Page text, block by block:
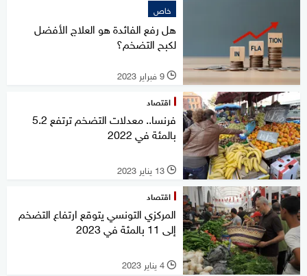
خاص
هل رفع الفائدة هو العلاج الأفضل
لكبح التضخم؟
l 9 فبراير 2023
اقتصاد
فرنسا.. معدلات التضخم ترتفع 5.2
بالمئة في 2022
l 13 يناير 2023
اقتصاد
المركزي التونسي يتوقع ارتفاع التضخم
إلى 11 بالمئة في 2023
l 4 يناير 2023